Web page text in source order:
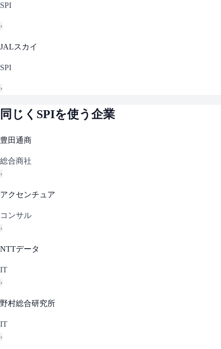
SPI
›
JALスカイ
SPI
›
同じく SPIを使う企業
豊田通商
総合商社
›
アクセンチュア
コンサル
›
NTTデータ
IT
›
野村総合研究所
IT
›